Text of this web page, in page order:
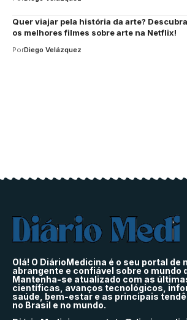
Quer viajar pela história da arte? Descubra
os melhores filmes sobre arte na Netflix!
PorDiego Velázquez
Olá! O DiárioMedicina é o seu portal de
abrangente e confiável sobre o mundo
Mantenha-se atualizado com as
científicas, avanços tecnológicos,
saúde, bem-estar e as principais
no Brasil e no mundo.